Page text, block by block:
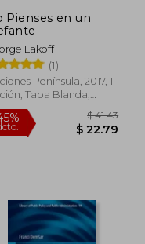
Pienses en un
Lakoff
(1)
Península, 2017, 1
Tapa Blanda,
45%
dcto.